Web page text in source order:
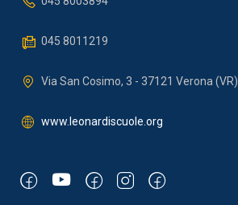
045 8011219
Via San Cosimo, 3 - 37121 Verona (VR)
www.leonardiscuole.org